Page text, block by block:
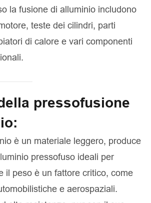
la fusione di alluminio includono
teste dei cilindri, parti
di calore e vari componenti
pressofusione
è un materiale leggero, produce
pressofuso ideali per
il peso è un fattore critico, come
e aerospaziali.